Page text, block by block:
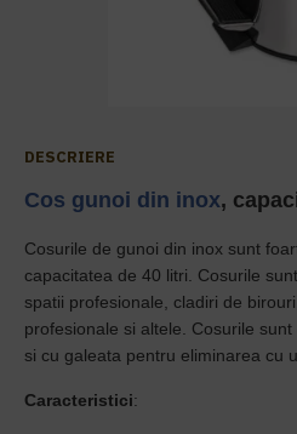
DESCRIERE
Cos gunoi din inox,
Cosurile de gunoi din inox sunt
capacitatea de 40 litri. Cosurile
spatii profesionale, cladiri de
profesionale si altele. Cosurile
si cu galeata pentru eliminarea cu
Caracteristici: